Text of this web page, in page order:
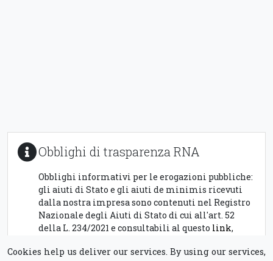
Obblighi di trasparenza RNA
Obblighi informativi per le erogazioni pubbliche:
gli aiuti di Stato e gli aiuti de minimis ricevuti
dalla nostra impresa sono contenuti nel Registro
Nazionale degli Aiuti di Stato di cui all'art. 52
della L. 234/2021 e consultabili al questo link,
nel campo C.F. Beneficiario.
Cookies help us deliver our services. By using our services,